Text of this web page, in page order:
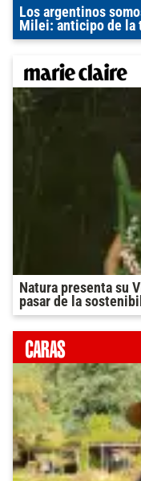
Los argentinos
Milei: anticipo de la
Natura presenta su
pasar de la